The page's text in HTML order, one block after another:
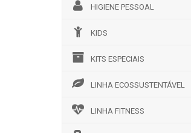
HIGIENE PESSOAL
KIDS
KITS ESPECIAIS
LINHA ECOSSUSTENTÁVEL
LINHA FITNESS